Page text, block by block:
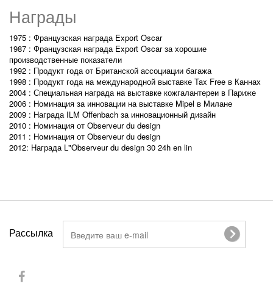
Награды
1975 : Французская награда Export Oscar
1987 : Французская награда Export Oscar за хорошие
производственные показатели
1992 : Продукт года от Британской ассоциации багажа
1998 : Продукт года на международной выставке Tax Free в Каннах
2004 : Специальная награда на выставке кожгалантереи в Париже
2006 : Номинация за инновации на выставке Mipel в Милане
2009 : Награда ILM Offenbach за инновационный дизайн
2010 : Номинация от Observeur du design
2011 : Номинация от Observeur du design
2012: Награда L"Observeur du design 30 24h en lin
Рассылка